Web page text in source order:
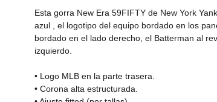
Esta gorra New Era 59FIFTY de New York
azul , el logotipo del equipo bordado en los
bordado en el lado derecho, el Batterman al
izquierdo.
• Logo MLB en la parte trasera.
• Corona alta estructurada.